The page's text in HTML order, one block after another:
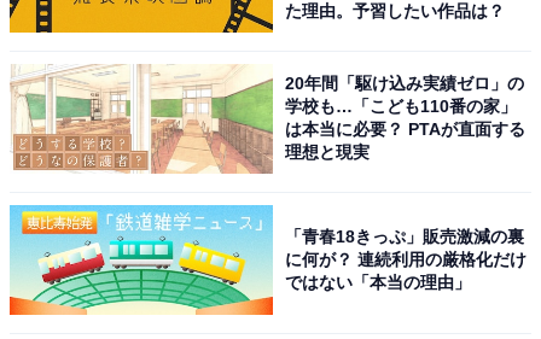
た理由。予習したい作品は？
20年間「駆け込み実績ゼロ」の
学校も…「こども110番の家」
は本当に必要？ PTAが直面する
理想と現実
「青春18きっぷ」販売激減の裏
に何が？ 連続利用の厳格化だけ
ではない「本当の理由」